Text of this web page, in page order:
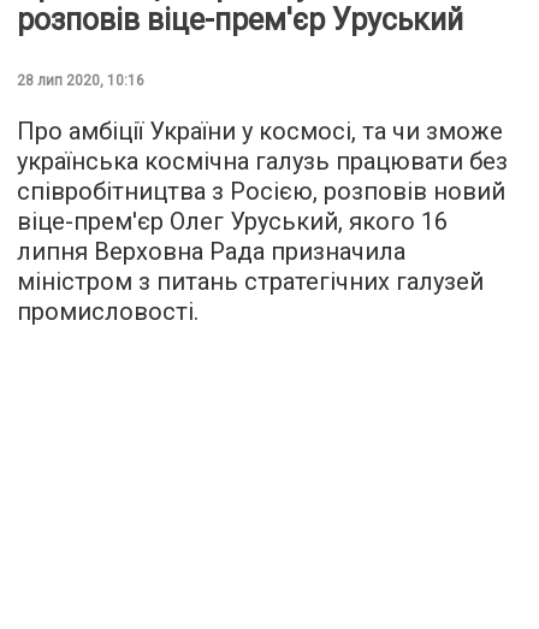
розповів віце-прем'єр Уруський
28 лип 2020, 10:16
Про амбіції України у космосі, та чи зможе
українська космічна галузь працювати без
співробітництва з Росією, розповів новий
віце-прем'єр Олег Уруський, якого 16
липня Верховна Рада призначила
міністром з питань стратегічних галузей
промисловості.